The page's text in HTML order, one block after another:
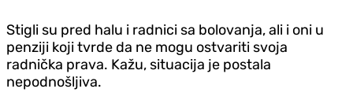
Stigli su pred halu i radnici sa bolovanja, ali i oni u
penziji koji tvrde da ne mogu ostvariti svoja
radnička prava. Kažu, situacija je postala
nepodnošljiva.